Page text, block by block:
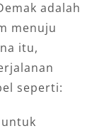
adalah
menuju
itu,
seperti: